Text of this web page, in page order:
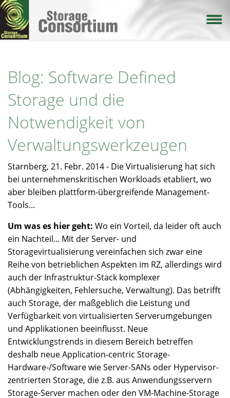
Direkt
zum
Inhalt
Blog: Software Defined
Storage und die
Notwendigkeit von
Verwaltungswerkzeugen
Starnberg, 21. Febr. 2014 - Die Virtualisierung hat sich
bei unternehmenskritischen Workloads etabliert, wo
aber bleiben plattform-übergreifende Management-
Tools...
Um was es hier geht: Wo ein Vorteil, da leider oft auch
ein Nachteil... Mit der Server- und
Storagevirtualisierung vereinfachen sich zwar eine
Reihe von betrieblichen Aspekten im RZ, allerdings wird
auch der Infrastruktur-Stack komplexer
(Abhängigkeiten, Fehlersuche, Verwaltung). Das betrifft
auch Storage, der maßgeblich die Leistung und
Verfügbarkeit von virtualisierten Serverumgebungen
und Applikationen beeinflusst. Neue
Entwicklungstrends in diesem Bereich betreffen
deshalb neue Application-centric Storage-
Hardware-/Software wie Server-SANs oder Hypervisor-
zentrierten Storage, die z.B. aus Anwendungsservern
Storage-Server machen oder den VM-Machine-Storage